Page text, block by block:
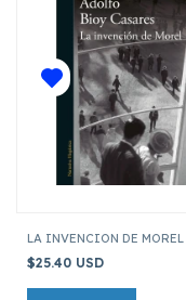
LA INVENCION DE MOREL
$25.40 USD